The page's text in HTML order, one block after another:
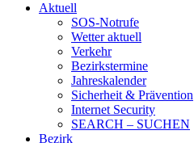
Aktuell
SOS-Notrufe
Wetter aktuell
Verkehr
Bezirkstermine
Jahreskalender
Sicherheit & Prävention
Internet Security
SEARCH – SUCHEN
Bezirk